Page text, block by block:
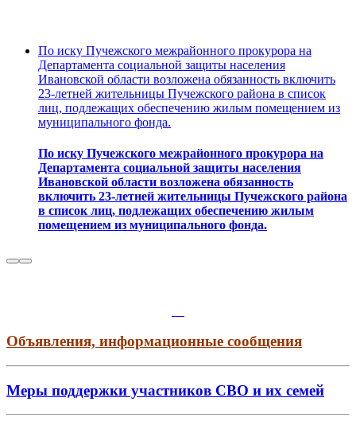
По иску Пучежского межрайонного прокурора на
Департамента социальной защиты населения
Ивановской области возложена обязанность включить
23-летней жительницы Пучежского района в список
лиц, подлежащих обеспечению жилым помещением из
муниципального фонда.
По иску Пучежского межрайонного прокурора на
Департамента социальной защиты населения
Ивановской области возложена обязанность
включить 23-летней жительницы Пучежского района
в список лиц, подлежащих обеспечению жилым
помещением из муниципального фонда.
Объявления, информационные сообщения
Меры поддержки участников СВО и их семей